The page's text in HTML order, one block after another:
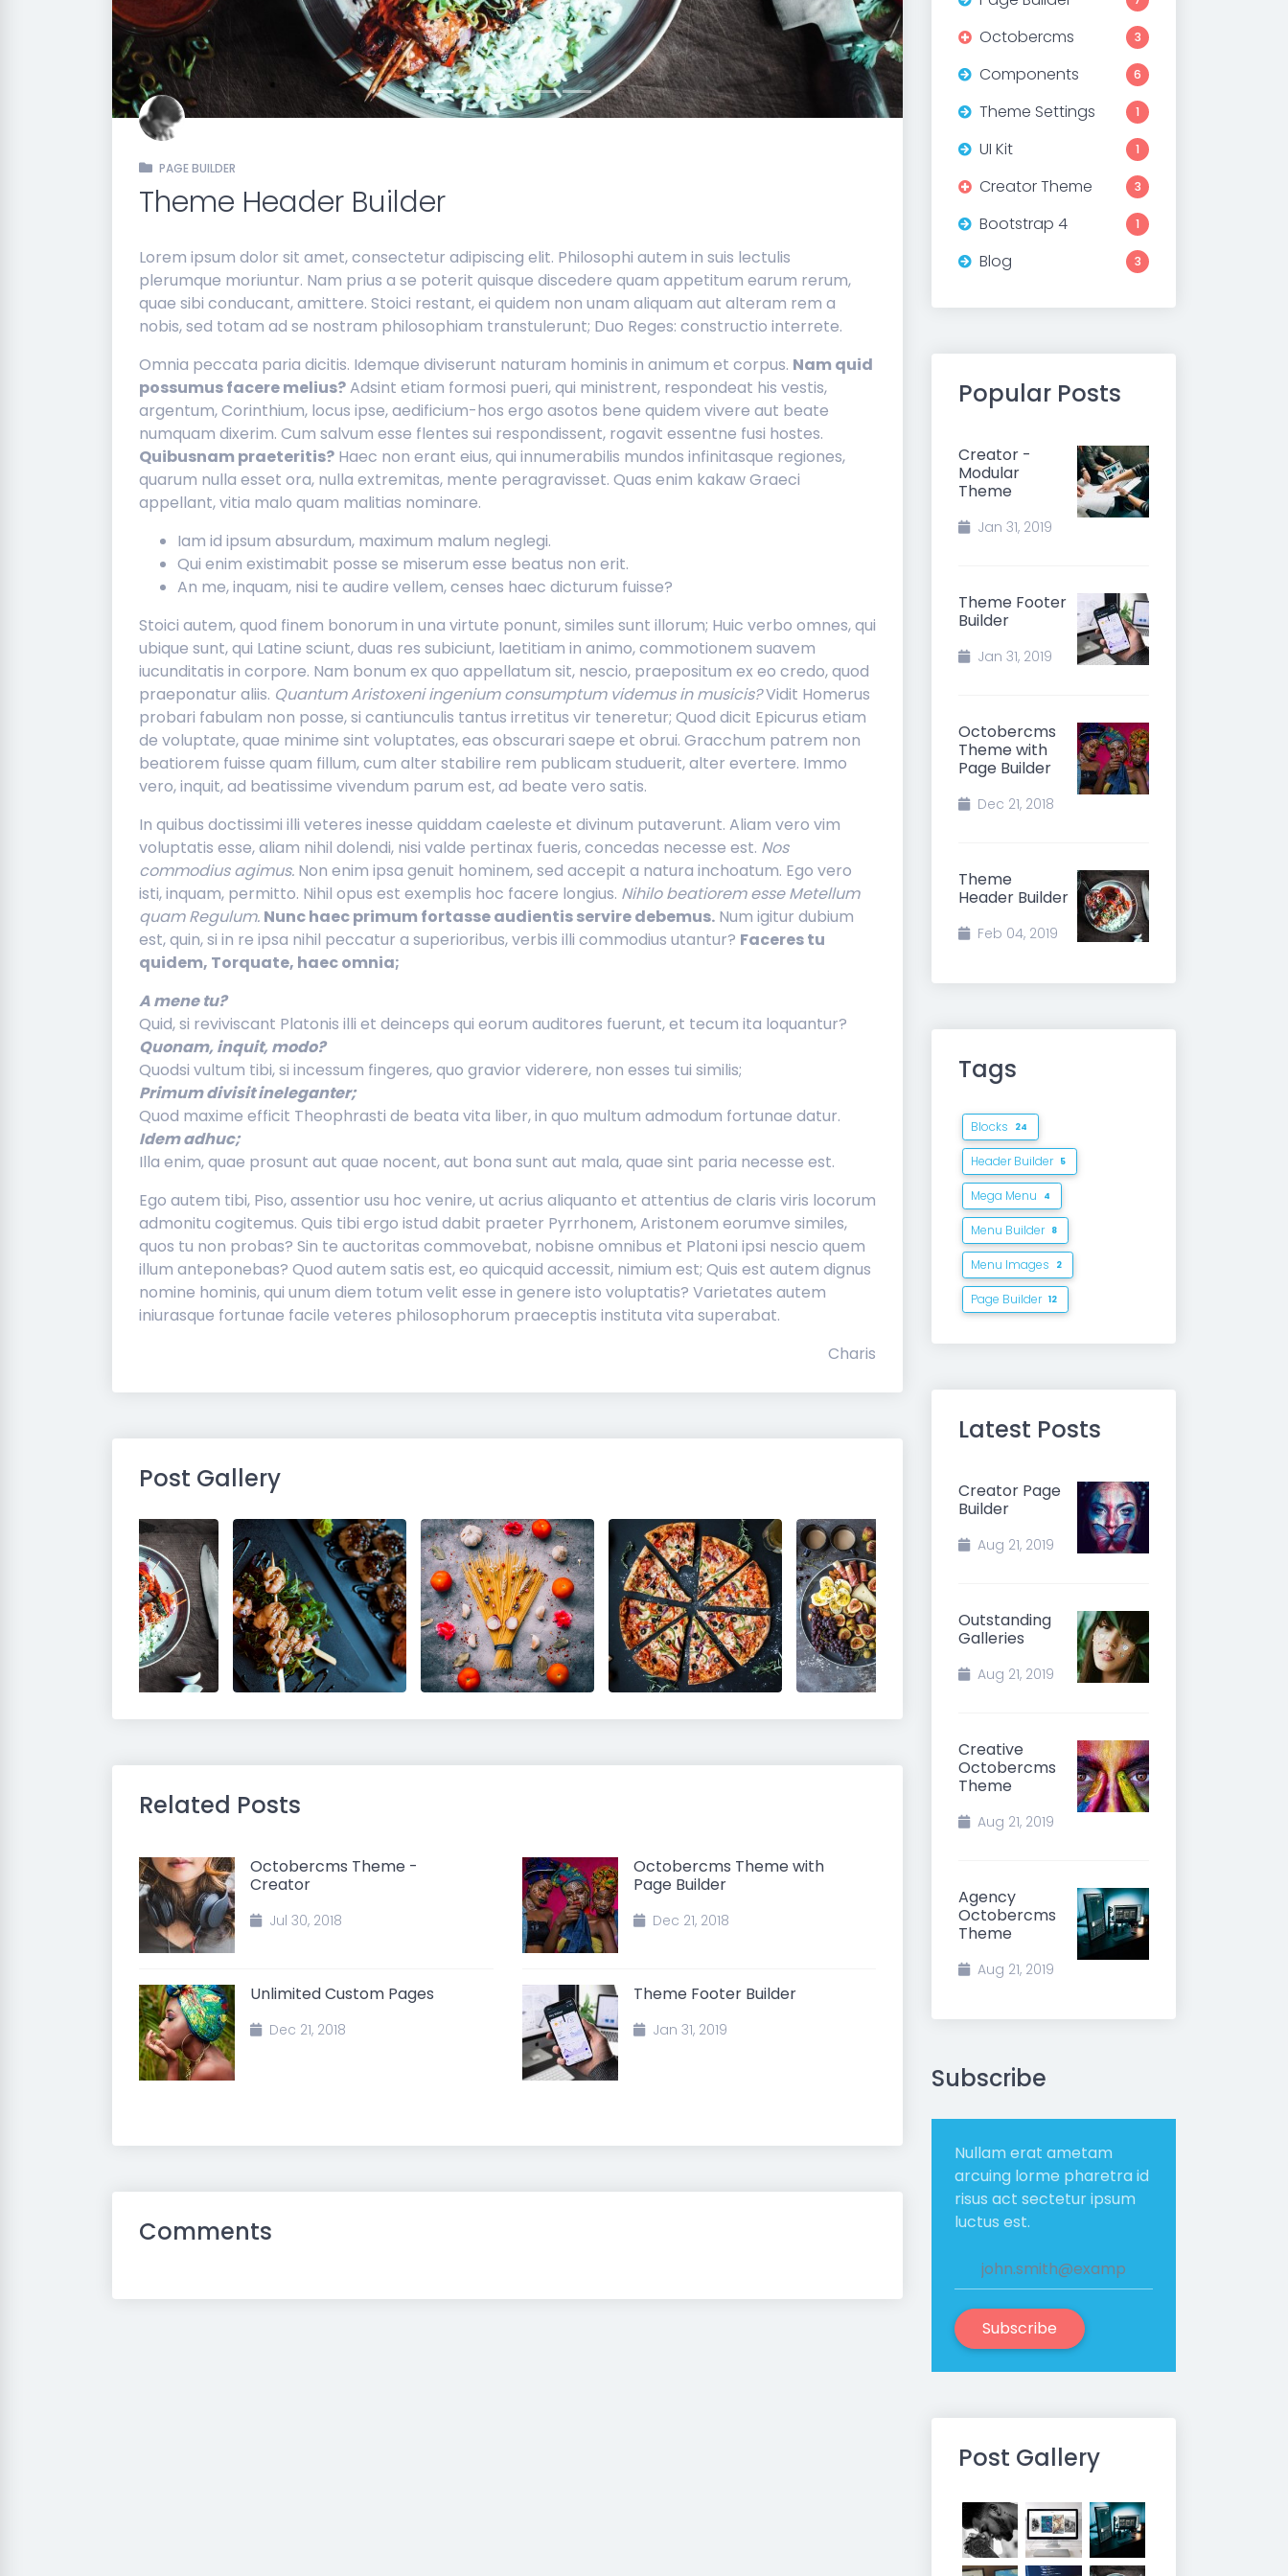
PAGE BUILDER
Theme Header Builder
Lorem ipsum dolor sit amet, consectetur adipiscing elit. Philosophi autem in suis lectulis
plerumque moriuntur. Nam prius a se poterit quisque discedere quam appetitum earum rerum,
quae sibi conducant, amittere. Stoici restant, ei quidem non unam aliquam aut alteram rem a
nobis, sed totam ad se nostram philosophiam transtulerunt; Duo Reges: constructio interrete.
Omnia peccata paria dicitis. Idemque diviserunt naturam hominis in animum et corpus. Nam quid
possumus facere melius?Adsint etiam formosi pueri, qui ministrent, respondeat his vestis,
argentum, Corinthium, locus ipse, aedificium-hos ergo asotos bene quidem vivere aut beate
numquam dixerim. Cum salvum esse flentes sui respondissent, rogavit essentne fusi hostes.
Quibusnam praeteritis? Haec non erant eius, qui innumerabilis mundos infinitasque regiones,
quarum nulla esset ora, nulla extremitas, mente peragravisset. Quas enim kakaw Graeci
appellant, vitia malo quam malitias nominare.
Iam id ipsum absurdum, maximum malum neglegi.
Qui enim existimabit posse se miserum esse beatus non erit.
An me, inquam, nisi te audire vellem, censes haec dicturum fuisse?
Stoici autem, quod finem bonorum in una virtute ponunt, similes sunt illorum; Huic verbo omnes, qui
ubique sunt, qui Latine sciunt, duas res subiciunt, laetitiam in animo, commotionem suavem
iucunditatis in corpore. Nam bonum ex quo appellatum sit, nescio, praepositum ex eo credo, quod
praeponatur aliis. Quantum Aristoxeni ingenium consumptum videmus in musicis?Vidit Homerus
probari fabulam non posse, si cantiunculis tantus irretitus vir teneretur; Quod dicit Epicurus etiam
de voluptate, quae minime sint voluptates, eas obscurari saepe et obrui. Gracchum patrem non
beatiorem fuisse quam fillum, cum alter stabilire rem publicam studuerit, alter evertere. Immo
vero, inquit, ad beatissime vivendum parum est, ad beate vero satis.
In quibus doctissimi illi veteres inesse quiddam caeleste et divinum putaverunt. Aliam vero vim
voluptatis esse, aliam nihil dolendi, nisi valde pertinax fueris, concedas necesse est. Nos
commodius agimus. Non enim ipsa genuit hominem, sed accepit a natura inchoatum. Ego vero
isti, inquam, permitto. Nihil opus est exemplis hoc facere longius. Nihilo beatiorem esse Metellum
quam Regulum. Nunc haec primum fortasse audientis servire debemus. Num igitur dubium
est, quin, si in re ipsa nihil peccatur a superioribus, verbis illi commodius utantur? Faceres tu
quidem, Torquate, haec omnia;
A mene tu?
Quid, si reviviscant Platonis illi et deinceps qui eorum auditores fuerunt, et tecum ita loquantur?
Quonam, inquit, modo?
Quodsi vultum tibi, si incessum fingeres, quo gravior viderere, non esses tui similis;
Primum divisit ineleganter;
Quod maxime efficit Theophrasti de beata vita liber, in quo multum admodum fortunae datur.
Idem adhuc;
Illa enim, quae prosunt aut quae nocent, aut bona sunt aut mala, quae sint paria necesse est.
Ego autem tibi, Piso, assentior usu hoc venire, ut acrius aliquanto et attentius de claris viris locorum
admonitu cogitemus. Quis tibi ergo istud dabit praeter Pyrrhonem, Aristonem eorumve similes,
quos tu non probas? Sin te auctoritas commovebat, nobisne omnibus et Platoni ipsi nescio quem
illum anteponebas? Quod autem satis est, eo quicquid accessit, nimium est; Quis est autem dignus
nomine hominis, qui unum diem totum velit esse in genere isto voluptatis? Varietates autem
iniurasque fortunae facile veteres philosophorum praeceptis instituta vita superabat.
Charis
Post Gallery
Related Posts
Octobercms Theme -
Creator
Jul 30, 2018
Unlimited Custom Pages
Dec 21, 2018
Octobercms Theme with
Page Builder
Dec 21, 2018
Theme Footer Builder
Jan 31, 2019
Comments
Octobercms 3
Components 6
Theme Settings 1
UI Kit 1
Creator Theme 3
Bootstrap 4 1
Blog 3
Popular Posts
Creator -
Modular
Theme
Jan 31, 2019
Theme Footer
Builder
Jan 31, 2019
Octobercms
Theme with
Page Builder
Dec 21, 2018
Theme
Header Builder
Feb 04, 2019
Tags
Blocks 24
Header Builder 5
Mega Menu 4
Menu Builder 8
Menu Images 2
Page Builder 12
Latest Posts
Creator Page
Builder
Aug 21, 2019
Outstanding
Galleries
Aug 21, 2019
Creative
Octobercms
Theme
Aug 21, 2019
Agency
Octobercms
Theme
Aug 21, 2019
Subscribe
Nullam erat ametam
arcuing lorme pharetra id
risus act sectetur ipsum
luctus est.
Subscribe
Post Gallery